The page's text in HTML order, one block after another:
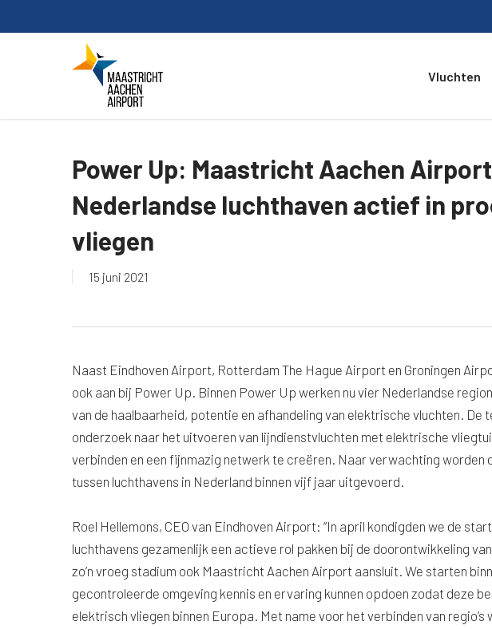
to
Vluchten
Power Up: Maastricht Aachen
Nederlandse luchthaven actief in
vliegen
15 juni 2021
Naast Eindhoven Airport, Rotterdam The Hague Airport en Groningen
ook aan bij Power Up. Binnen Power Up werken nu vier Nederlandse
van de haalbaarheid, potentie en afhandeling van elektrische vluchten.
onderzoek naar het uitvoeren van lijndienstvluchten met elektrische
verbinden en een fijnmazig netwerk te creëren. Naar verwachting
tussen luchthavens in Nederland binnen vijf jaar uitgevoerd.
Roel Hellemons, CEO van Eindhoven Airport: “In april kondigden we de
luchthavens gezamenlijk een actieve rol pakken bij de doorontwikkeling
zo’n vroeg stadium ook Maastricht Aachen Airport aansluit. We starten
gecontroleerde omgeving kennis en ervaring kunnen opdoen zodat deze
elektrisch vliegen binnen Europa. Met name voor het verbinden van